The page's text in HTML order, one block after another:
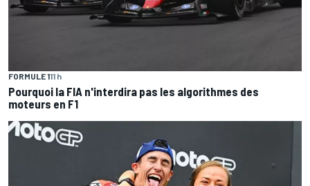
FORMULE 111 h
Pourquoi la FIA n'interdira pas les algorithmes des
moteurs en F1